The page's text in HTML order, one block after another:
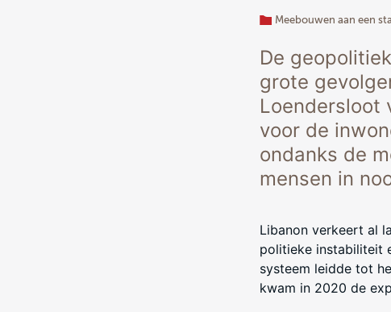
Meebouwen aan een
De
grote
Loendersloot
voor de
ondanks de
mensen in
Libanon verkeert al
politieke instabiliteit
systeem leidde tot
kwam in 2020 de